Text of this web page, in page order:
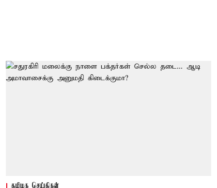
தமிழக செய்திகள்